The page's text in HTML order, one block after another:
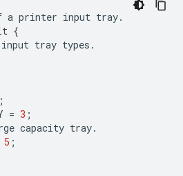
a printer input tray.
{
input tray types .
;
= 3 ;
capacity tray.
5 ;